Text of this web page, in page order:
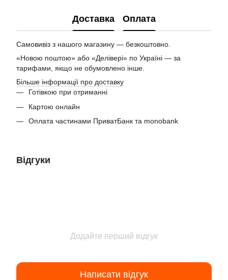
Доставка Оплата
Самовивіз з нашого магазину — безкоштовно.
«Новою поштою» або «Делівері» по Україні — за
тарифами, якщо не обумовлено інше.
Більше інформації про доставку
Готівкою при отриманні
Картою онлайн
Оплата частинами ПриватБанк та monobank
Відгуки
Додайте перший відгук
Написати відгук